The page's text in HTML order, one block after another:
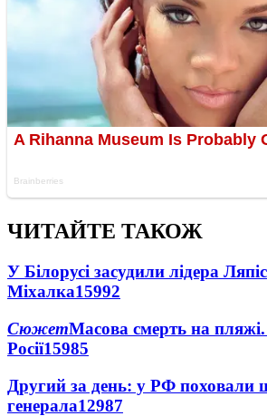
ЧИТАЙТЕ ТАКОЖ
У Білорусі засудили лідера
Міхалка15992
СюжетМасова смерть на
Росії15985
Другий за день: у РФ поховали
генерала12987